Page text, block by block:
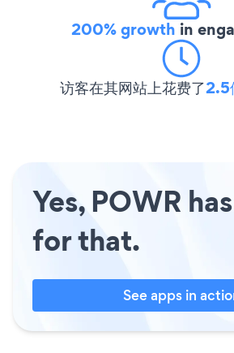
200% growth in
访客在其网站上花费了2.5
Yes, POWR
for that.
See apps in